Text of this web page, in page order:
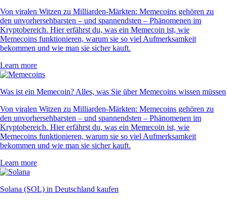
Von viralen Witzen zu Milliarden-Märkten: Memecoins gehören zu
den unvorhersehbarsten – und spannendsten – Phänomenen im
Kryptobereich. Hier erfährst du, was ein Memecoin ist, wie
Memecoins funktionieren, warum sie so viel Aufmerksamkeit
bekommen und wie man sie sicher kauft.
Learn more
Was ist ein Memecoin? Alles, was Sie über Memecoins wissen müssen
Von viralen Witzen zu Milliarden-Märkten: Memecoins gehören zu
den unvorhersehbarsten – und spannendsten – Phänomenen im
Kryptobereich. Hier erfährst du, was ein Memecoin ist, wie
Memecoins funktionieren, warum sie so viel Aufmerksamkeit
bekommen und wie man sie sicher kauft.
Learn more
Solana (SOL) in Deutschland kaufen